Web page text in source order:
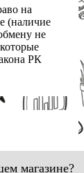
на
(наличие
не
РК
магазине?